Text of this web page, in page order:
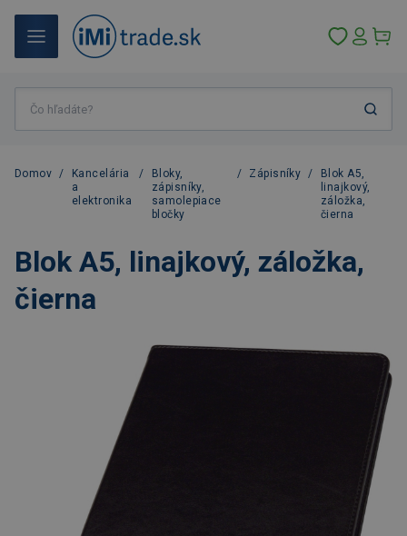
Domov /
Kancelária
a
elektronika
/
Bloky,
zápisníky,
samolepiace
bločky
/ Zápisníky /
Blok A5,
linajkový,
záložka,
čierna
Blok A5, linajkový, záložka,
čierna